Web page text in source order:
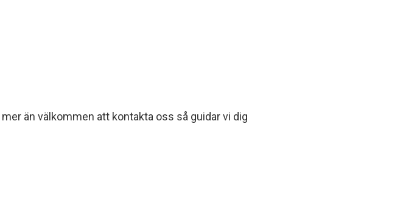
än välkommen att kontakta oss så guidar vi dig